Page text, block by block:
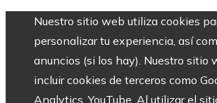
Nuestro sitio web utiliza cookies
personalizar tu experiencia, así
anuncios (si los hay). Nuestro sitio
incluir cookies de terceros como
Analytics, YouTube. Al utilizar el